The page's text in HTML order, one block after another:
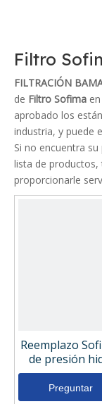
Filtro
FILTRACIÓN
de Filtro Sofima
aprobado los
industria, y puede
Si no encuentra
lista de
proporcionarle
Reemplazo
de presión
Preguntar